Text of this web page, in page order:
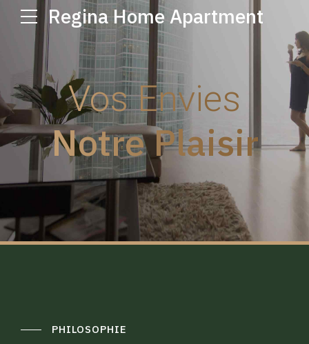
Regina Home Apartment
Vos Envies
Notre Plaisir
PHILOSOPHIE